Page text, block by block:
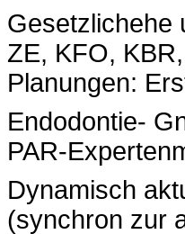
Gesetzlichehe
ZE, KFO,
Planungen:
Endodontie-
PAR-
Dynamisch
(synchron zur